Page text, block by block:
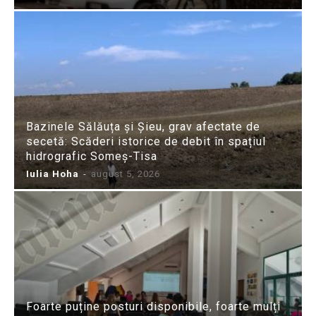
Bazinele Sălăuța și Șieu, grav afectate de
secetă: Scăderi istorice de debit în spațiul
hidrografic Someș-Tisa
Iulia Hoha - august 5, 2026
Foarte puține posturi disponibile, foarte mulți